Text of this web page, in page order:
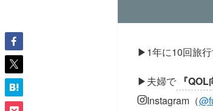
▶︎1年に10回旅
▶︎夫婦で 『QOL
Instagram（